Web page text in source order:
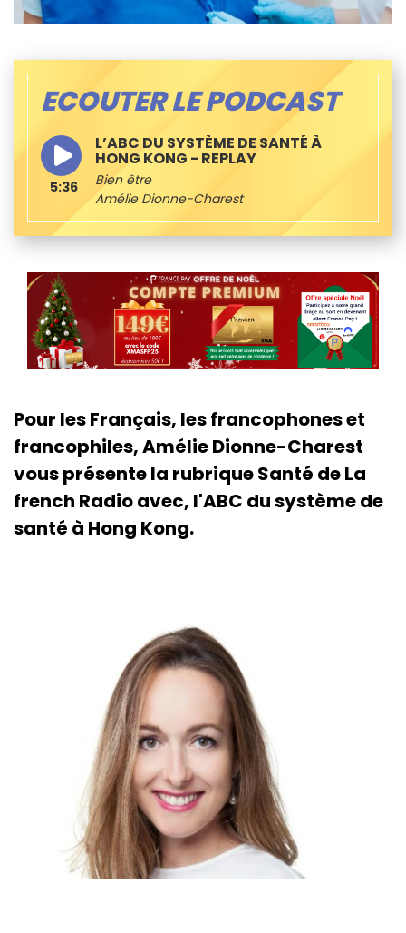
ECOUTER LE PODCAST
L’ABC DU SYSTÈME DE SANTÉ À
HONG KONG - REPLAY
Bien être
Amélie Dionne-Charest
5:36
Pour les Français, les francophones et
francophiles, Amélie Dionne-Charest
vous présente la rubrique Santé de La
french Radio avec, l'ABC du système de
santé à Hong Kong.